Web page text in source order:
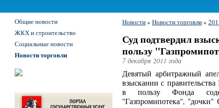
Новости» Новости торговли»
Суд подтвердил
пользу
7 декабря 2011 года
Девятый арбитражный
взыскании с
в пользу Фонда
"Газпромипотека",
Общие новости
ЖКХ и строительство
Социальные новости
Новости торговли